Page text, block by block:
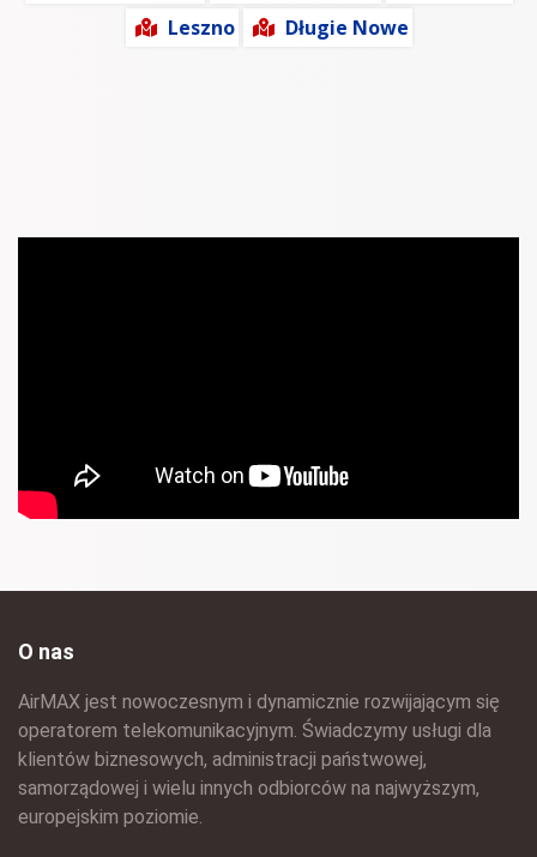
Leszno
Długie Nowe
O nas
AirMAX jest nowoczesnym i dynamicznie rozwijającym się
operatorem telekomunikacyjnym. Świadczymy usługi dla
klientów biznesowych, administracji państwowej,
samorządowej i wielu innych odbiorców na najwyższym,
europejskim poziomie.